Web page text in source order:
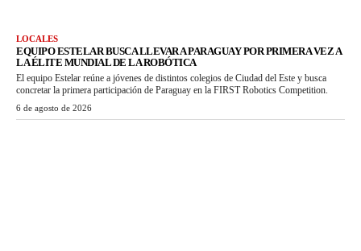
LOCALES
EQUIPO ESTELAR BUSCA LLEVAR A PARAGUAY POR PRIMERA VEZ A
LA ÉLITE MUNDIAL DE LA ROBÓTICA
El equipo Estelar reúne a jóvenes de distintos colegios de Ciudad del Este y busca
concretar la primera participación de Paraguay en la FIRST Robotics Competition.
6 de agosto de 2026